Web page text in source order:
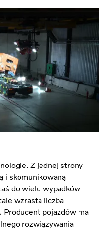
Z jednej strony
i skomunikowaną
do wielu wypadków
wzrasta liczba
Producent pojazdów ma
rozwiązywania